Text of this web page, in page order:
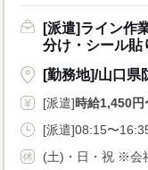
[派遣]ライン作
分け・シール貼
[勤務地]/山口県
[派遣]時給1,450円
[派遣]08:15〜
(土)・日・祝 ※会